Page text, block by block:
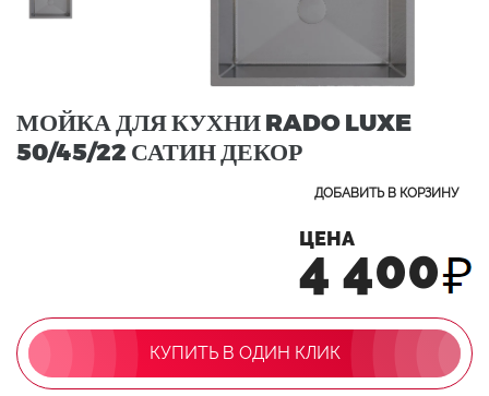
МОЙКА ДЛЯ КУХНИ RADO LUXE
50/45/22 САТИН ДЕКОР
ДОБАВИТЬ В КОРЗИНУ
ЦЕНА
4 400
КУПИТЬ В ОДИН КЛИК